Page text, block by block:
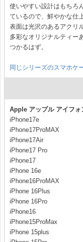
使いやすい設計はもちろ
ているので、鮮やかな仕
表面は光沢のあるアクリ
多彩なオリジナルティー
つかるはず。
同じシリーズのスマホケ
Apple アップル アイフォ
iPhone17e
iPhone17ProMAX
iPhone17Air
iPhone17 Pro
iPhone17
iPhone 16e
iPhone16ProMAX
iPhone 16Plus
iPhone 16Pro
iPhone16
iPhone15ProMax
iPhone 15plus